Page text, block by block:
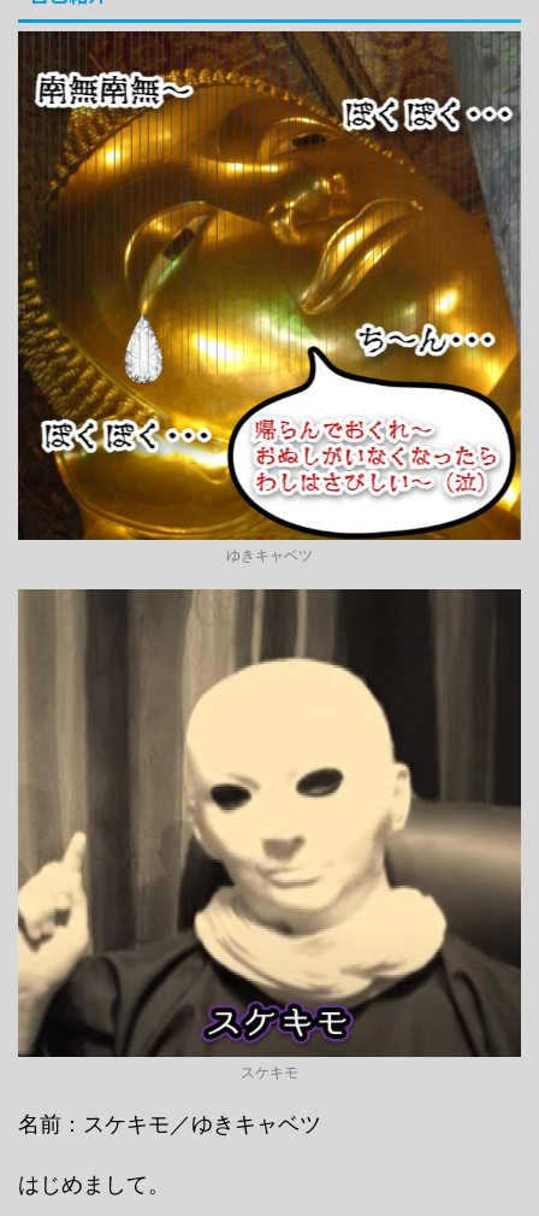
ゆきキャベツ
スケキモ
名前：スケキモ／ゆきキャベツ
はじめまして。